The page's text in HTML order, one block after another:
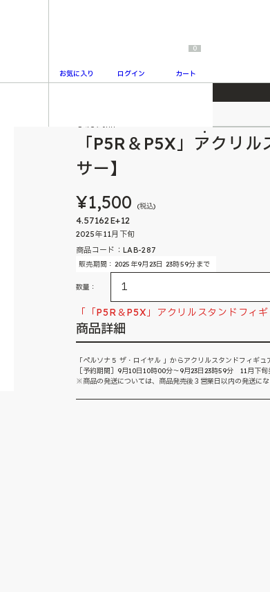
2026/7/
お気に入り ログイン
0
カート
「P5R＆P5X」アクリ
サー】
¥1,500 (税込)
4.57162E+12
2025年11月下旬
商品コード：LAB-287
販売期間：2025年9月23日 23時59分まで
数量：
「「P5R＆P5X」アクリルスタンドフィ
商品詳細
「ペルソナ５ ザ・ロイヤル 」からアクリルスタンドフィギ
［予約期間］9月10日10時00分～9月23日23時59分 11月下旬
※商品の発送については、商品発売後３営業日以内の発送にな